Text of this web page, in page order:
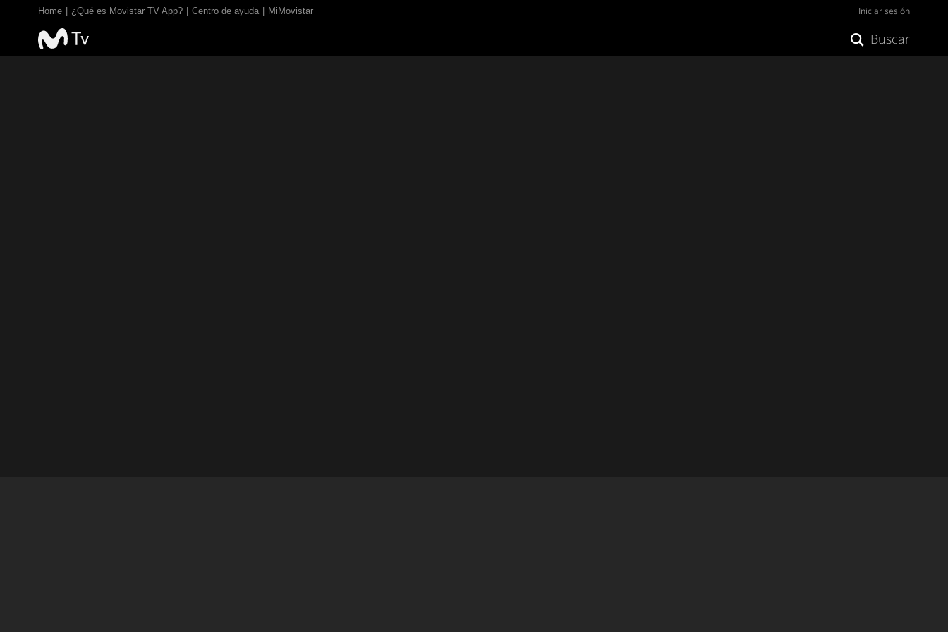
Home ¿Qué es Movistar TV App? Centro de ayuda MiMovistar Iniciar sesión
Buscar